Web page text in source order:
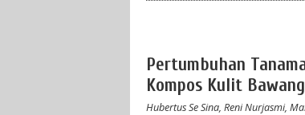
Pertumbuhan
Kompos Kulit
Hubertus Se Sina, Reni Nurjasmi,